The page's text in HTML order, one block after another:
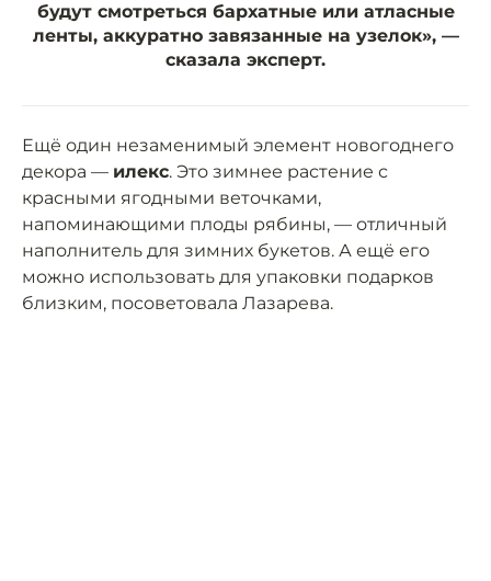
будут смотреться бархатные или атласные
ленты, аккуратно завязанные на узелок», —
сказала эксперт.
Ещё один незаменимый элемент новогоднего
декора — илекс. Это зимнее растение с
красными ягодными веточками,
напоминающими плоды рябины, — отличный
наполнитель для зимних букетов. А ещё его
можно использовать для упаковки подарков
близким, посоветовала Лазарева.